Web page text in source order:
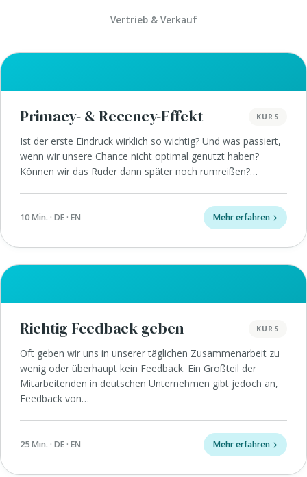
Vertrieb & Verkauf
Primacy- & Recency-Effekt KURS
Ist der erste Eindruck wirklich so wichtig? Und was passiert,
wenn wir unsere Chance nicht optimal genutzt haben?
Können wir das Ruder dann später noch rumreißen?…
10 Min. · DE · EN Mehr erfahren
Richtig Feedback geben KURS
Oft geben wir uns in unserer täglichen Zusammenarbeit zu
wenig oder überhaupt kein Feedback. Ein Großteil der
Mitarbeitenden in deutschen Unternehmen gibt jedoch an,
Feedback von…
25 Min. · DE · EN Mehr erfahren